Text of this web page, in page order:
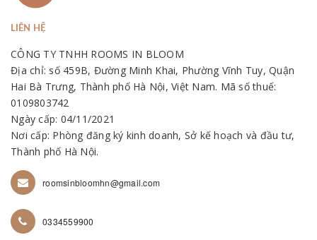
LIÊN HỆ
CÔNG TY TNHH ROOMS IN BLOOM
Địa chỉ: số 459B, Đường Minh Khai, Phường Vĩnh Tuy, Quận
Hai Bà Trưng, Thành phố Hà Nội, Việt Nam. Mã số thuế:
0109803742
Ngày cấp: 04/11/2021
Nơi cấp: Phòng đăng ký kinh doanh, Sở kế hoạch và đầu tư,
Thành phố Hà Nội.
roomsinbloomhn@gmail.com
0334559900